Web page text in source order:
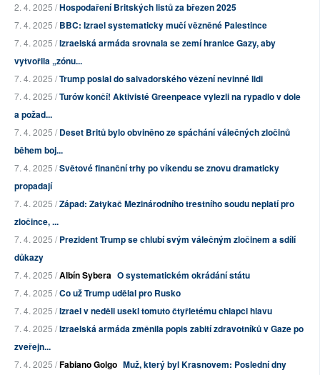
2. 4. 2025 /Hospodaření Britských listů za březen 2025
7. 4. 2025 /BBC: Izrael systematicky mučí vězněné Palestince
7. 4. 2025 /Izraelská armáda srovnala se zemí hranice Gazy, aby
vytvořila „zónu...
7. 4. 2025 /Trump poslal do salvadorského vězení nevinné lidi
7. 4. 2025 /Turów končí! Aktivisté Greenpeace vylezli na rypadlo v dole
a požad...
7. 4. 2025 /Deset Britů bylo obviněno ze spáchání válečných zločinů
během boj...
7. 4. 2025 /Světové finanční trhy po víkendu se znovu dramaticky
propadají
7. 4. 2025 /Západ: Zatykač Mezinárodního trestního soudu neplatí pro
zločince, ...
7. 4. 2025 /Prezident Trump se chlubí svým válečným zločinem a sdílí
důkazy
7. 4. 2025 /Albín Sybera O systematickém okrádání státu
7. 4. 2025 /Co už Trump udělal pro Rusko
7. 4. 2025 /Izrael v neděli usekl tomuto čtyřletému chlapci hlavu
7. 4. 2025 /Izraelská armáda změnila popis zabití zdravotníků v Gaze po
zveřejn...
7. 4. 2025 /Fabiano Golgo Muž, který byl Krasnovem: Poslední dny